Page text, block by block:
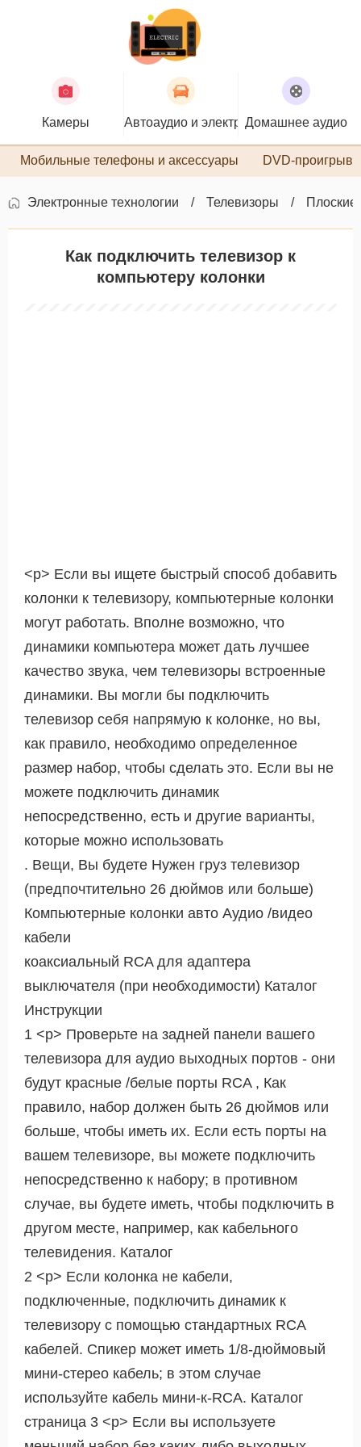
Камеры Автоаудио и электроникаДомашнее аудио
Мобильные телефоны и аксессуары DVD-
Электронные технологии Телевизоры Плоские
Как подключить телевизор к
компьютеру колонки
<р> Если вы ищете быстрый способ добавить
колонки к телевизору, компьютерные колонки
могут работать. Вполне возможно, что
динамики компьютера может дать лучшее
качество звука, чем телевизоры встроенные
динамики. Вы могли бы подключить
телевизор себя напрямую к колонке, но вы,
как правило, необходимо определенное
размер набор, чтобы сделать это. Если вы не
можете подключить динамик
непосредственно, есть и другие варианты,
которые можно использовать
. Вещи, Вы будете Нужен груз телевизор
(предпочтительно 26 дюймов или больше)
Компьютерные колонки авто Аудио /видео
кабели
коаксиальный RCA для адаптера
выключателя (при необходимости) Каталог
Инструкции
1 <р> Проверьте на задней панели вашего
телевизора для аудио выходных портов - они
будут красные /белые порты RCA , Как
правило, набор должен быть 26 дюймов или
больше, чтобы иметь их. Если есть порты на
вашем телевизоре, вы можете подключить
непосредственно к набору; в противном
случае, вы будете иметь, чтобы подключить в
другом месте, например, как кабельного
телевидения. Каталог
2 <р> Если колонка не кабели,
подключенные, подключить динамик к
телевизору с помощью стандартных RCA
кабелей. Спикер может иметь 1/8-дюймовый
мини-стерео кабель; в этом случае
используйте кабель мини-к-RCA. Каталог
страница 3 <р> Если вы используете